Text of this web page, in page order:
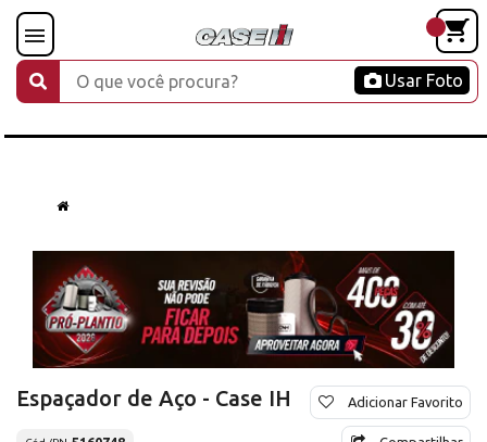
Usar Foto
Espaçador de Aço - Case IH Adicionar Favorito